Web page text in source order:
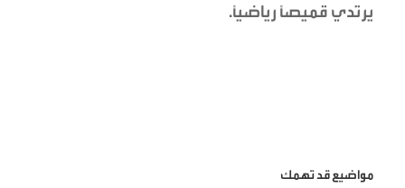
يرتدي قميصاً رياضياً.
مواضيع قد تهمك